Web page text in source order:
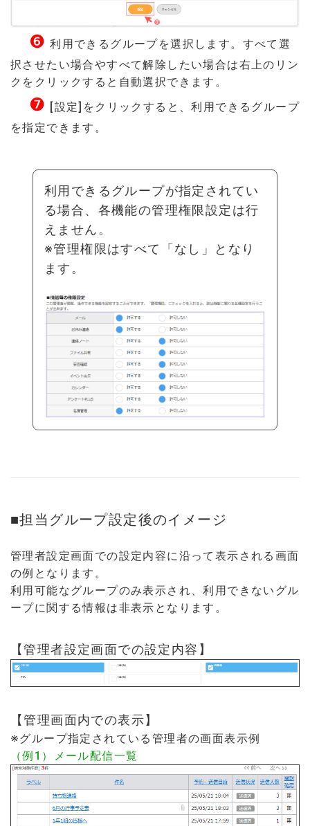
❻ 利用できるグループを選択します。すべて選
択させたい場合やすべて解除したい場合は右上のリン
クをクリックすると自動選択できます。
❼ [設定]をクリックすると、利用できるグループ
を指定できます。
利用できるグループが指定されてい
る場合、各機能の管理権限設定は行
えません。
※管理権限はすべて「なし」となり
ます。
■担当グループ設定後のイメージ
管理者設定画面での設定内容に沿って表示される画面
の例となります。
利用可能なグループのみ表示され、利用できないグル
ープに関する情報は非表示となります。
【管理者設定画面での設定内容】
【管理画面内での表示】
※グループ指定されている管理者の画面表示例
（例1）メール配信一覧